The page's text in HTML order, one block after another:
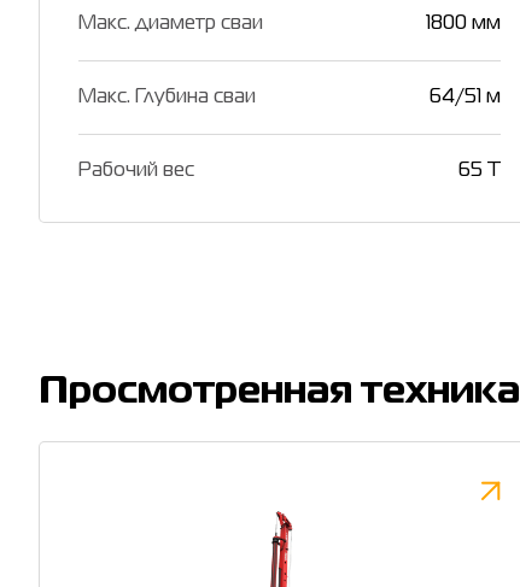
Макс. диаметр сваи 1800 мм
Макс. Глубина сваи 64/51 м
Рабочий вес 65 T
Просмотренная техника